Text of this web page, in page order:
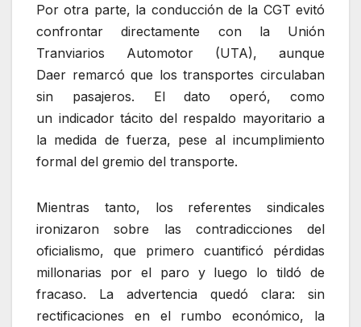
Por otra parte, la conducción de la CGT evitó
confrontar directamente con la Unión
Tranviarios Automotor (UTA), aunque
Daer remarcó que los transportes circulaban
sin pasajeros. El dato operó, como
un indicador tácito del respaldo mayoritario a
la medida de fuerza, pese al incumplimiento
formal del gremio del transporte.
Mientras tanto, los referentes sindicales
ironizaron sobre las contradicciones del
oficialismo, que primero cuantificó pérdidas
millonarias por el paro y luego lo tildó de
fracaso. La advertencia quedó clara: sin
rectificaciones en el rumbo económico, la